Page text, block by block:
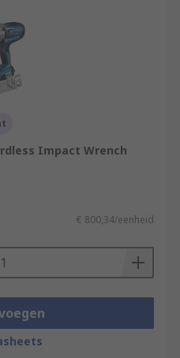
Impact Wrench
€ 800,34/eenheid